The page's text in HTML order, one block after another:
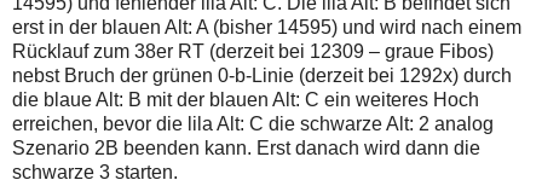
erst in der blauen Alt: A (bisher 14595) und wird nach einem
Rücklauf zum 38er RT (derzeit bei 12309 – graue Fibos)
nebst Bruch der grünen 0-b-Linie (derzeit bei 1292x) durch
die blaue Alt: B mit der blauen Alt: C ein weiteres Hoch
erreichen, bevor die lila Alt: C die schwarze Alt: 2 analog
Szenario 2B beenden kann. Erst danach wird dann die
schwarze 3 starten.